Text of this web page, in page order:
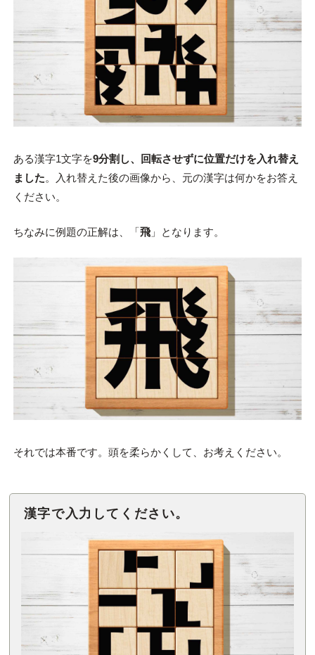
ある漢字1文字を9分割し、回転させずに位置だけを入れ替え
ました。入れ替えた後の画像から、元の漢字は何かをお答え
ください。
ちなみに例題の正解は、「飛」となります。
それでは本番です。頭を柔らかくして、お考えください。
漢字で入力してください。